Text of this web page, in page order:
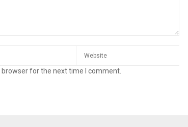
for the next time I comment.